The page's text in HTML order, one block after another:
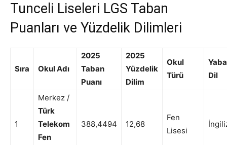
Tunceli Liseleri LGS Taban
Puanları ve Yüzdelik Dilimleri
Sıra Okul Adı
2025
Taban
Puanı
2025
Yüzdelik
Dilim
Okul
Türü
Dil
1
Merkez /
Türk
Telekom
Fen
388,4494 12,68
Fen
Lisesi